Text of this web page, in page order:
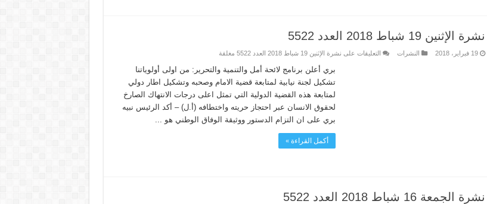
نشرة الإثنين 19 شباط 2018 العدد 5522
19 فبراير، 2018 النشرات التعليقات على نشرة الإثنين 19 شباط 2018 العدد 5522 مغلقة
بري أعلن برنامج لائحة أمل والتنمية والتحرير: من اولى أولوياتنا
تشكيل لجنة نيابية لمتابعة قضية الامام وصحبه وتشكيل اطار دولي
لمتابعة هذه القضية الدولية التي تمثل اعلى درجات الانتهاك الصارخ
لحقوق الانسان عبر احتجاز حريته واختطافه (أ.ل) – أكد الرئيس نبيه
بري على ان التزام الدستور ووثيقة الوفاق الوطني هو ...
أكمل القراءة »
نشرة الجمعة 16 شباط 2018 العدد 5522